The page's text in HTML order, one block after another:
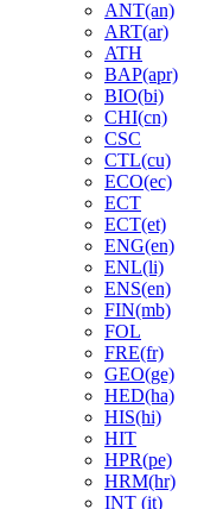
ANT(an)
ART(ar)
ATH
BAP(apr)
BIO(bi)
CHI(cn)
CSC
CTL(cu)
ECO(ec)
ECT
ECT(et)
ENG(en)
ENL(li)
ENS(en)
FIN(mb)
FOL
FRE(fr)
GEO(ge)
HED(ha)
HIS(hi)
HIT
HPR(pe)
HRM(hr)
INT (it)